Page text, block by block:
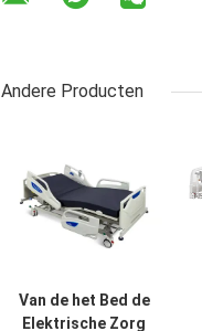
Andere Producten
Van de het Bed de
Elektrische Zorg